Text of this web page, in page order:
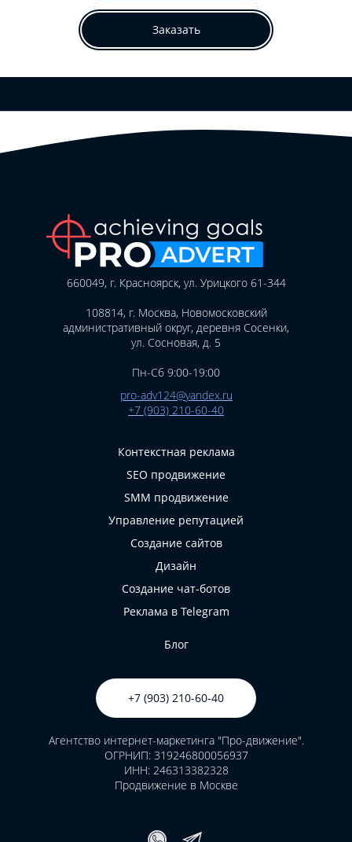
Заказать
660049, г. Красноярск, ул. Урицкого 61-344
108814, г. Москва, Новомосковский
административный округ, деревня Сосенки,
ул. Сосновая, д. 5
Пн-Сб 9:00-19:00
pro-adv124@yandex.ru
+7 (903) 210-60-40
Контекстная реклама
SEO продвижение
SMM продвижение
Управление репутацией
Создание сайтов
Дизайн
Создание чат-ботов
Реклама в Telegram
Блог
+7 (903) 210-60-40
Агентство интернет-маркетинга "Про-движение".
ОГРНИП: 319246800056937
ИНН: 246313382328
Продвижение в Москве